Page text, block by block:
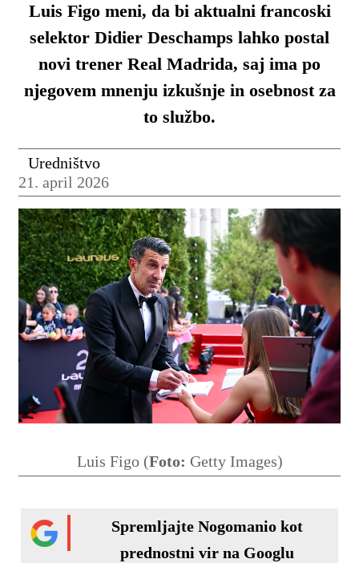
Luis Figo meni, da bi aktualni francoski
selektor Didier Deschamps lahko postal
novi trener Real Madrida, saj ima po
njegovem mnenju izkušnje in osebnost za
to službo.
Uredništvo
21. april 2026
Luis Figo (Foto: Getty Images)
Spremljajte Nogomanio kot
prednostni vir na Googlu